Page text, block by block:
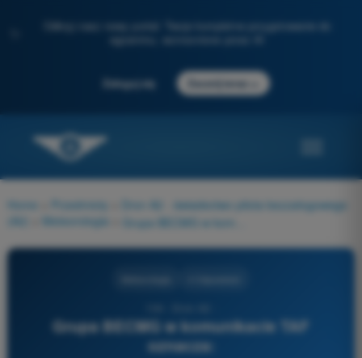
Odkryj nasz nowy portal: Twoje kompletne przygotowanie do
Zaloguj się Zacznij teraz
Home Przedmioty
Dron A2 - świadectwo pilota bezzałogowego
Meteorologia
Grupa BECMG w komunikacie TAF
oznacza: